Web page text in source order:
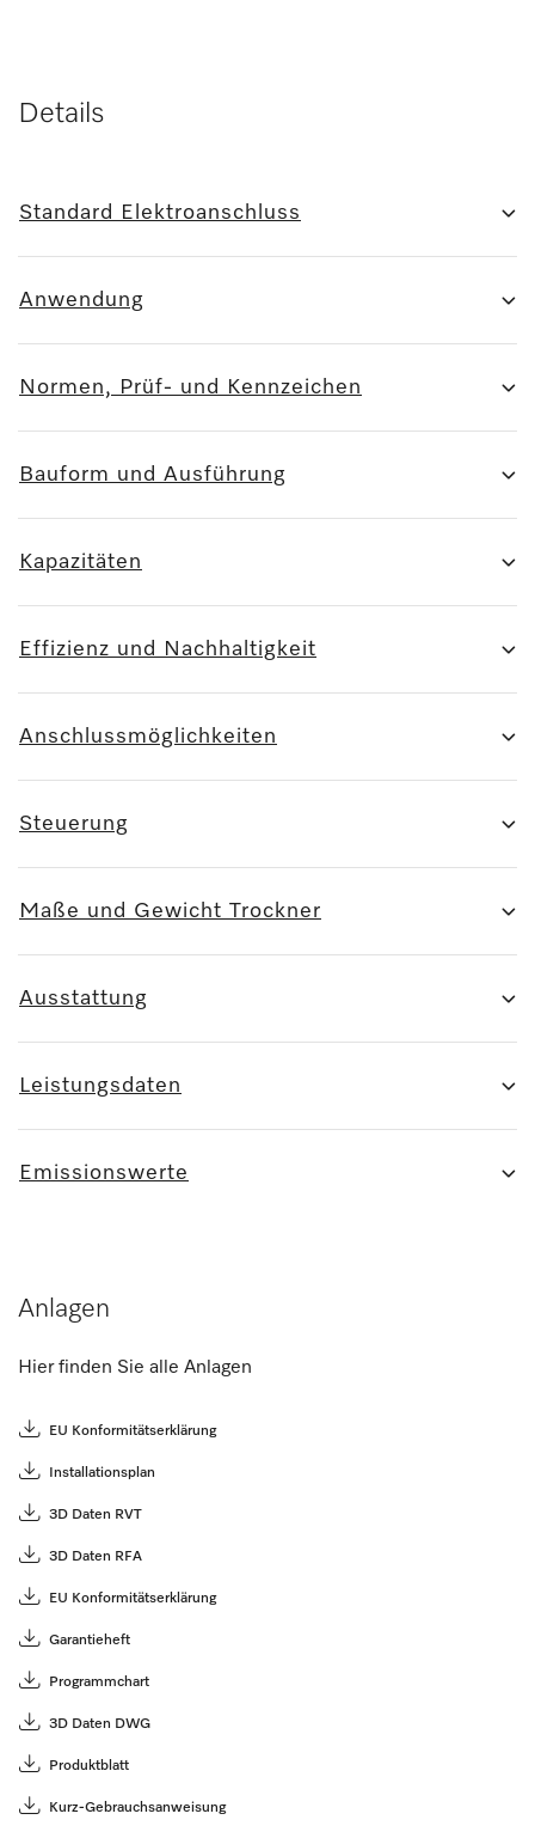
Details
Standard Elektroanschluss
Anwendung
Normen, Prüf- und Kennzeichen
Bauform und Ausführung
Kapazitäten
Effizienz und Nachhaltigkeit
Anschlussmöglichkeiten
Steuerung
Maße und Gewicht Trockner
Ausstattung
Leistungsdaten
Emissionswerte
Anlagen
Hier finden Sie alle Anlagen
EU Konformitätserklärung
Installationsplan
3D Daten RVT
3D Daten RFA
EU Konformitätserklärung
Garantieheft
Programmchart
3D Daten DWG
Produktblatt
Kurz-Gebrauchsanweisung